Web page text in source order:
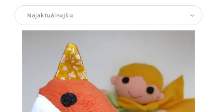
Najaktuálnejšie